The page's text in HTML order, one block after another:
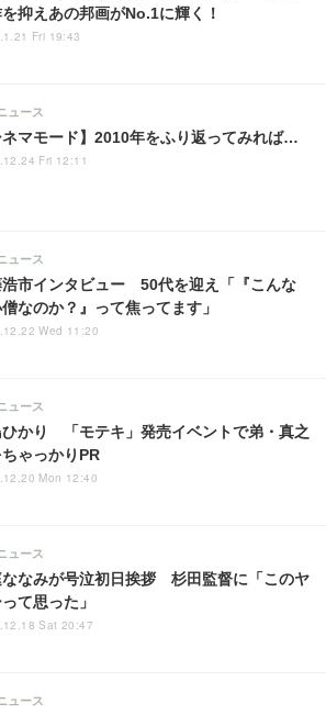
抑えあの邦画がNo.1に輝く！
Fri 19:43
ネマモード】2010年をふり返ってみれば…
ュース
Fri 12:11
浩市インタビュー 50代を迎え「『こんな
なのか？』って焦ってます」
ュース
Wed 11:20
かり 「モテキ」発売イベントで弟・真之
ゃっかりPR
ュース
Mon 12:40
ななみが号泣初日挨拶 杉田監督に「このヤ
て思った」
ュース
Sat 20:47
ュース